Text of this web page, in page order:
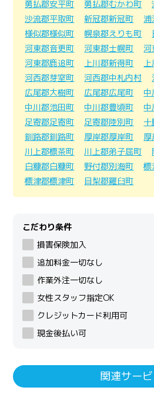
勇払郡安平町
勇払郡むかわ町
沙流郡平取町
新冠郡新冠町
浦
様似郡様似町
幌泉郡えりも町
河東郡音更町
河東郡士幌町
河
河東郡鹿追町
上川郡新得町
河西郡芽室町
河西郡中札内村
広尾郡大樹町
広尾郡広尾町
中
中川郡池田町
中川郡豊頃町
中
足寄郡足寄町
足寄郡陸別町
十
釧路郡釧路町
厚岸郡厚岸町
厚
川上郡標茶町
川上郡弟子屈町
白糠郡白糠町
野付郡別海町
標
標津郡標津町
目梨郡羅臼町
こだわり条件
損害保険加入
追加料金一切なし
作業外注一切なし
女性スタッフ指定OK
クレジットカード利用可
現金後払い可
関連サー